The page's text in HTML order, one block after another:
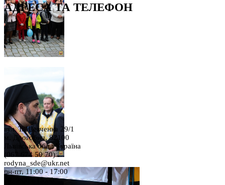
АДРЕСА ТА ТЕЛЕФОН
вул. Т. Шевченка 29/1
м. Дрогобич, 82100
Львівська обл., Україна
(067 674 50 70)
rodyna_sde@ukr.net
пн-пт, 11:00 - 17:00
сб, 9:00 - 15:00